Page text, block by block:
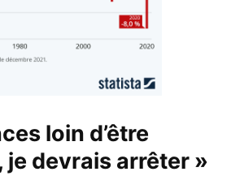
loin d’être
je devrais arrêter »